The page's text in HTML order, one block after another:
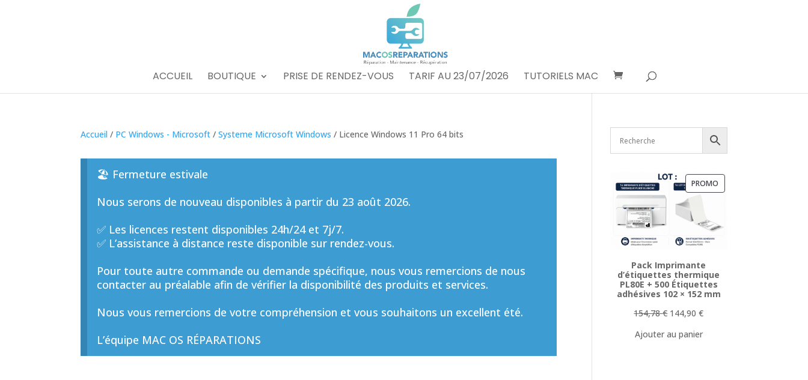
ACCUEIL BOUTIQUE PRISE DE RENDEZ-VOUS TARIF AU 23/07/2026 TUTORIELS MAC
Accueil / PC Windows - Microsoft /Systeme Microsoft Windows / Licence Windows 11 Pro 64 bits
🏖️ Fermeture estivale
Nous serons de nouveau disponibles à partir du 23 août 2026.
✅ Les licences restent disponibles 24h/24 et 7j/7.
✅ L’assistance à distance reste disponible sur rendez-vous.
Pour toute autre commande ou demande spécifique, nous vous remercions de nous
contacter au préalable afin de vérifier la disponibilité des produits et services.
Nous vous remercions de votre compréhension et vous souhaitons un excellent été.
L’équipe MAC OS RÉPARATIONS
PROMO
Pack Imprimante
d’étiquettes thermique
PL80E + 500 Étiquettes
adhésives 102 × 152 mm
154,78€ Le
initial
144,90€Le
Ajouter au panier